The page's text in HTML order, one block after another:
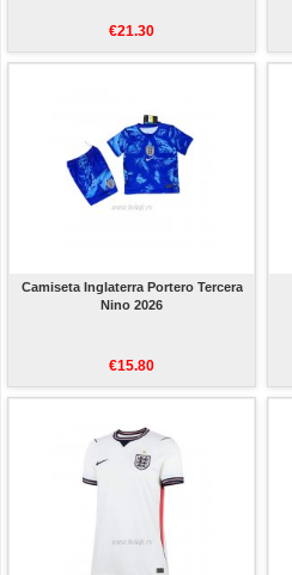
€21.30
Camiseta Inglaterra Portero Tercera
Nino 2026
€15.80